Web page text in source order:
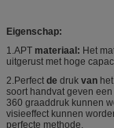
Eigenschap:
1.APT materiaal: Het
uitgerust met hoge
2.Perfect de druk van het
soort handvat geven
360 graaddruk kunnen
visieeffect kunnen
perfecte methode.